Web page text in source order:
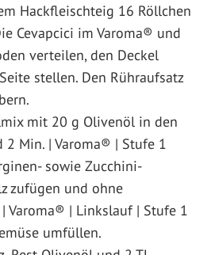
Hackfleischteig 16 Röllchen
Cevapcici im Varoma® und
verteilen, den Deckel
stellen. Den Rühraufsatz
mit 20 g Olivenöl in den
Min. | Varoma® | Stufe 1
sowie Zucchini-
zufügen und ohne
Varoma® | Linkslauf | Stufe 1
umfüllen.